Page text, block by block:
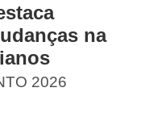
na
2026